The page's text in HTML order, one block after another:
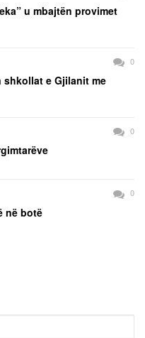
u mbajtën provimet
0
shkollat e Gjilanit me
0
0
në botë